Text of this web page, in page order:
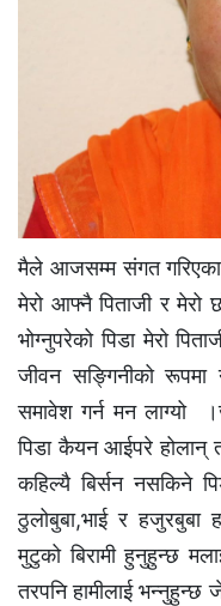
मैले आजसम्म संगत गरिएका
मेरो आफ्नै पिताजी र मेरो
भोग्नुपरेको पिडा मेरो
जीवन सङ्गिनीको
समावेश गर्न मन लाग्यो
पिडा कैयन आईपरे होलान्
कहिल्यै बिर्सन नसकिने
ठुलोबुबा,भाई र हजुरबुबा
मुटुको बिरामी हुनुहुन्छ
तरपनि हामीलाई भन्नुहुन्छ